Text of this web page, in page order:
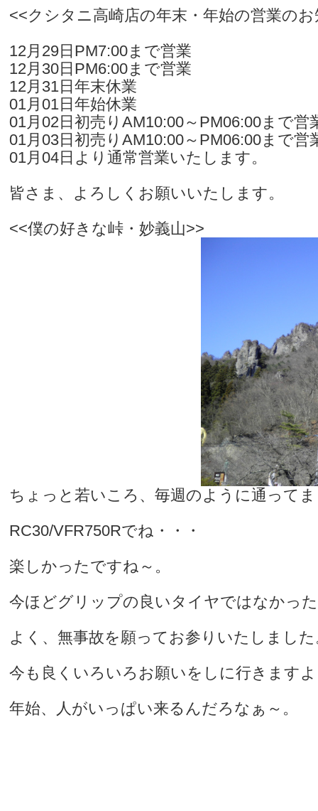
<<クシタニ高崎店の年末・年始の営業の
12月29日PM7:00まで営業
12月30日PM6:00まで営業
12月31日年末休業
01月01日年始休業
01月02日初売りAM10:00～PM06:00まで営
01月03日初売りAM10:00～PM06:00まで営
01月04日より通常営業いたします。
皆さま、よろしくお願いいたします。
<<僕の好きな峠・妙義山>>
ちょっと若いころ、毎週のように通って
RC30/VFR750Rでね・・・
楽しかったですね～。
今ほどグリップの良いタイヤではなかっ
よく、無事故を願ってお参りいたしまし
今も良くいろいろお願いをしに行きます
年始、人がいっぱい来るんだろなぁ～。